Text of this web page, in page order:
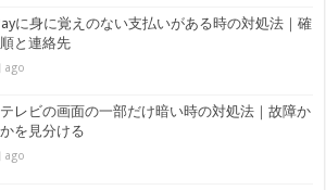
に身に覚えのない支払いがある時の対処法｜確
と連絡先
ago
レビの画面の一部だけ暗い時の対処法｜故障か
を見分ける
ago